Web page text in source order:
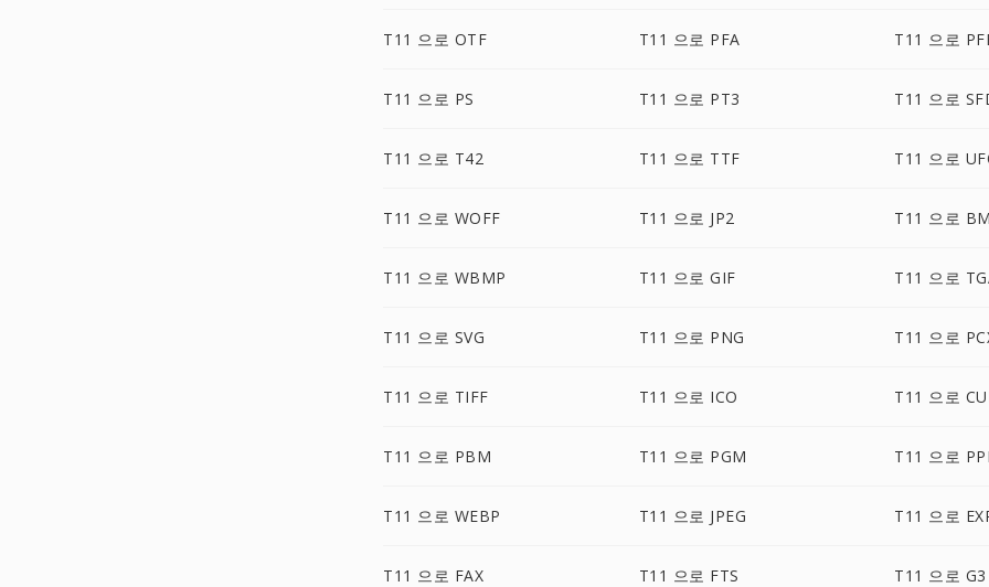
T11 으로 OTF T11 으로 PFA T11 으로
T11 으로 PS T11 으로 PT3 T11 으로
T11 으로 T42 T11 으로 TTF T11 으로
T11 으로 WOFF T11 으로 JP2 T11 으로
T11 으로 WBMP T11 으로 GIF T11 으로
T11 으로 SVG T11 으로 PNG T11 으로
T11 으로 TIFF T11 으로 ICO T11 으로
T11 으로 PBM T11 으로 PGM T11 으로
T11 으로 WEBP T11 으로 JPEG T11 으로
T11 으로 FAX T11 으로 FTS T11 으로 G3